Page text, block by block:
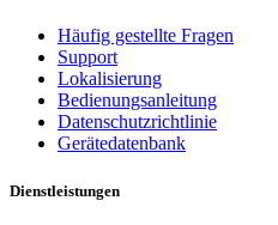
Häufig gestellte Fragen
Support
Lokalisierung
Bedienungsanleitung
Datenschutzrichtlinie
Gerätedatenbank
Dienstleistungen